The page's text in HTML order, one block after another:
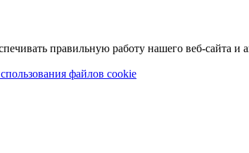
правильную работу нашего веб-сайта и
файлов cookie